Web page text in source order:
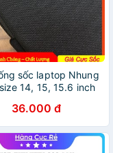
sốc laptop Nhung
14, 15, 15.6 inch
36.000 đ